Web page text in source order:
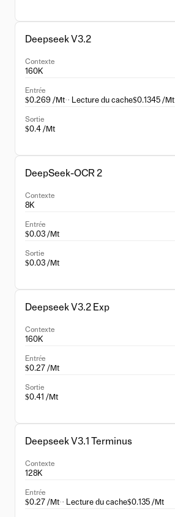
Deepseek V3.2
Contexte
160K
Entrée
$0.269 /Mt·· Lecture du cache$0.1345 /Mt
Sortie
$0.4 /Mt
DeepSeek-OCR 2
Contexte
8K
Entrée
$0.03 /Mt
Sortie
$0.03 /Mt
Deepseek V3.2 Exp
Contexte
160K
Entrée
$0.27 /Mt
Sortie
$0.41 /Mt
Deepseek V3.1 Terminus
Contexte
128K
Entrée
$0.27 /Mt·· Lecture du cache$0.135 /Mt